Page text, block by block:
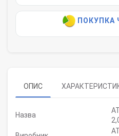
ПОКУПКА
ОПИС
Назва